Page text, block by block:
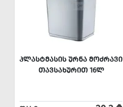
ᲞᲚᲐᲡᲢᲛᲐᲡᲘᲡ ᲣᲠᲜᲐ ᲛᲝᲫᲠᲐᲕᲘ
ᲗᲐᲕᲡᲐᲮᲣᲠᲘᲗ 16Ლ